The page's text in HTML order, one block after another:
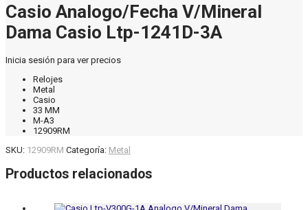
Casio Analogo/Fecha V/Mineral
Dama Casio Ltp-1241D-3A
Inicia sesión para ver precios
Relojes
Metal
Casio
33 MM
M-A3
12909RM
SKU: 12909RM Categoría: Metal
Productos relacionados